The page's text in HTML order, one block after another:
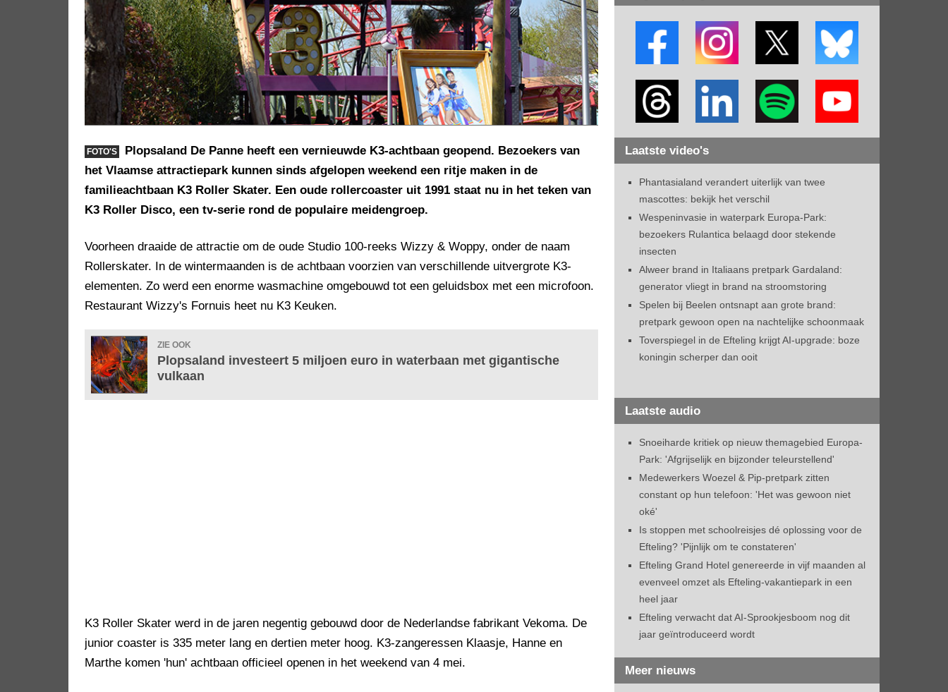
FOTO'S
Plopsaland De Panne heeft een vernieuwde K3-achtbaan geopend. Bezoekers van
het Vlaamse attractiepark kunnen sinds afgelopen weekend een ritje maken in de
familieachtbaan K3 Roller Skater. Een oude rollercoaster uit 1991 staat nu in het teken van
K3 Roller Disco, een tv-serie rond de populaire meidengroep.
Voorheen draaide de attractie om de oude Studio 100-reeks Wizzy & Woppy, onder de naam
Rollerskater. In de wintermaanden is de achtbaan voorzien van verschillende uitvergrote K3-
elementen. Zo werd een enorme wasmachine omgebouwd tot een geluidsbox met een microfoon.
Restaurant Wizzy's Fornuis heet nu K3 Keuken.
ZIE OOK
Plopsaland investeert 5 miljoen euro in waterbaan met gigantische
vulkaan
K3 Roller Skater werd in de jaren negentig gebouwd door de Nederlandse fabrikant Vekoma. De
junior coaster is 335 meter lang en dertien meter hoog. K3-zangeressen Klaasje, Hanne en
Marthe komen 'hun' achtbaan officieel openen in het weekend van 4 mei.
Laatste video's
Phantasialand verandert uiterlijk van twee
mascottes: bekijk het verschil
Wespeninvasie in waterpark Europa-Park:
bezoekers Rulantica belaagd door stekende
insecten
Alweer brand in Italiaans pretpark Gardaland:
generator vliegt in brand na stroomstoring
Spelen bij Beelen ontsnapt aan grote brand:
pretpark gewoon open na nachtelijke schoonmaak
Toverspiegel in de Efteling krijgt AI-upgrade: boze
koningin scherper dan ooit
Laatste audio
Snoeiharde kritiek op nieuw themagebied Europa-
Park: 'Afgrijselijk en bijzonder teleurstellend'
Medewerkers Woezel & Pip-pretpark zitten
constant op hun telefoon: 'Het was gewoon niet
oké'
Is stoppen met schoolreisjes dé oplossing voor de
Efteling? 'Pijnlijk om te constateren'
Efteling Grand Hotel genereerde in vijf maanden al
evenveel omzet als Efteling-vakantiepark in een
heel jaar
Efteling verwacht dat AI-Sprookjesboom nog dit
jaar geïntroduceerd wordt
Meer nieuws